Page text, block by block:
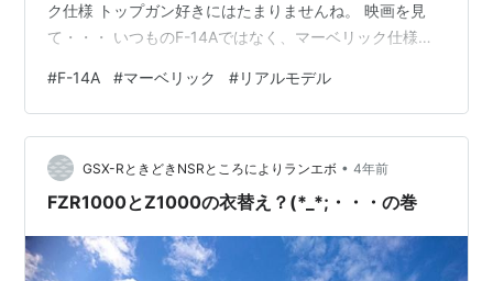
ク仕様 トップガン好きにはたまりませんね。 映画を見
て・・・ いつものF-14Aではなく、マーベリック仕様を
した。 機体の雰囲気はリアルモデルといった感じでしょ
うか。 キットはタミヤ製ですので、素晴らしく文句のつ
けようがありません。 海外メーカーのデカールセットを
使っております。 セットには『機体番号』『部隊マー
ク』『キャノピーの横に書いてあるパイロットの名前部
#F-14A #マーベリック #リアルモデル
GSX-RときどきNSRところによりランエボ • 4年前
FZR1000とZ1000の衣替え？(*_*;・・・の巻